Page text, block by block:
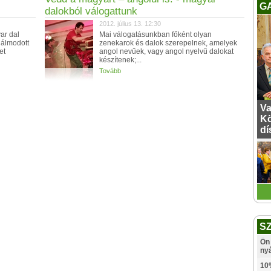
dal
dalokból válogattunk
2012. július 13. 12:30
Mai válogatásunkban főként olyan
zenekarok és dalok szerepelnek, amelyek
angol nevűek, vagy angol nyelvű dalokat
készítenek;...
Tovább